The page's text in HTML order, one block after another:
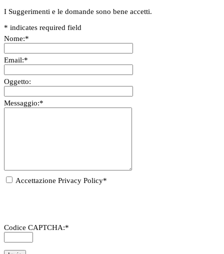
I Suggerimenti e le domande sono bene accetti.
* indicates required field
Nome:*
Email:*
Oggetto:
Messaggio:*
Accettazione Privacy Policy*
Codice CAPTCHA:*